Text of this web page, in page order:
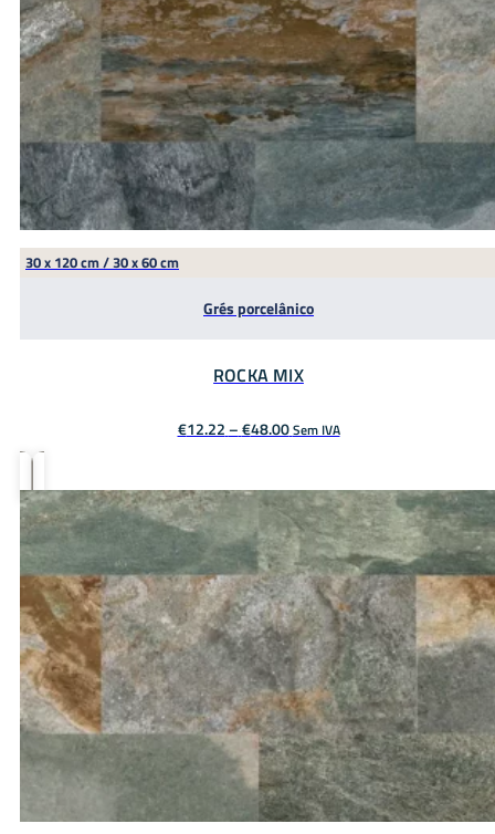
30 x 120 cm / 30 x 60 cm
Grés porcelânico
ROCKA MIX
€12.22–€48.00Price
range:
€48.00
Sem IVA